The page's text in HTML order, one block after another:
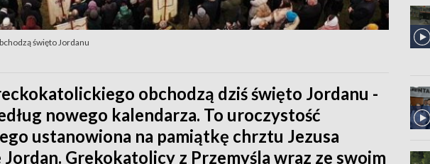
święto Jordanu
obchodzą dziś święto Jordanu -
nowego kalendarza. To uroczystość
ustanowiona na pamiątkę chrztu Jezusa
Grekokatolicy z Przemyśla wraz ze swoim